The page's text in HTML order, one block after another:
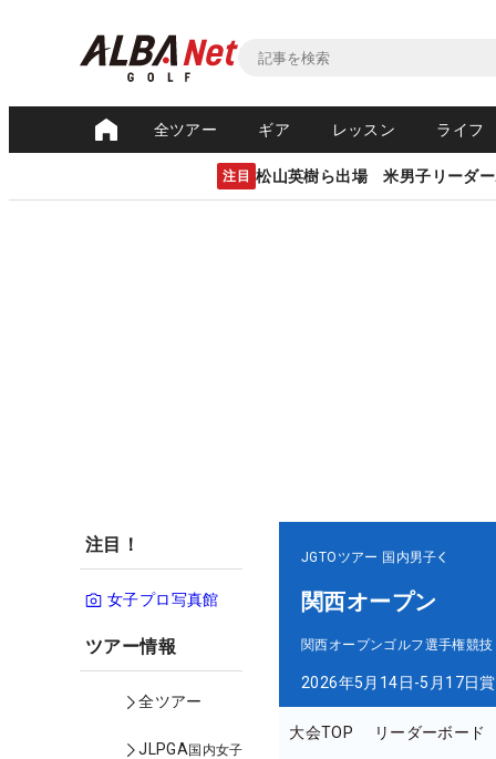
全ツアー ギア レッスン ライフ
注目 松山英樹ら出場 米男子リーダ
注目！
女子プロ写真館
ツアー情報
全ツアー
JLPGA国内女子
JGTOツアー 国内男子
関西オープン
関西オープンゴルフ選手権競技
2026年5月14日-5月17日
大会TOP リーダーボード